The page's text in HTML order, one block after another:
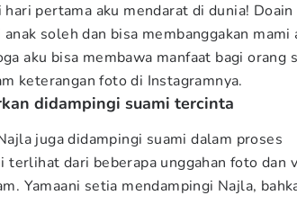
pertama aku mendarat di dunia! Doain
soleh dan bisa membanggakan mami
aku bisa membawa manfaat bagi orang
keterangan foto di Instagramnya.
didampingi suami tercinta
juga didampingi suami dalam proses
terlihat dari beberapa unggahan foto dan
Yamaani setia mendampingi Najla,